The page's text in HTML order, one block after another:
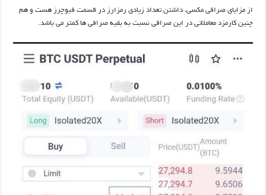
از مزایای صرافی مکسی، داشتن تعداد زیادی رمزارز در قسمت فیوچرز هست و هم
چنین کارمزد معاملاتی در این صرافی نسبت به بقیه صرافی ها کمتر می باشد.